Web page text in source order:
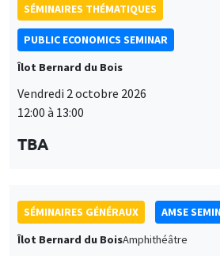
SÉMINAIRES THÉMATIQUES
PUBLIC ECONOMICS SEMINAR
Îlot Bernard du Bois
Vendredi 2 octobre 2026
12:00 à 13:00
TBA
SÉMINAIRES GÉNÉRAUX
AMSE
Îlot Bernard du BoisAmphithéâtre